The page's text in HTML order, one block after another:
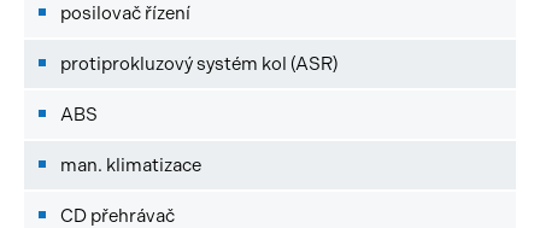
posilovač řízení
protiprokluzový systém kol (ASR)
ABS
man. klimatizace
CD přehrávač